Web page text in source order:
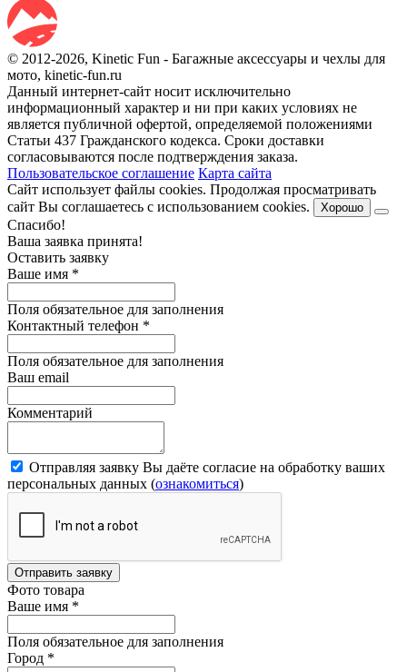
© 2012-2026, Kinetic Fun - Багажные аксессуары и чехлы для
мото, kinetic-fun.ru
Данный интернет-сайт носит исключительно
информационный характер и ни при каких условиях не
является публичной офертой, определяемой положениями
Статьи 437 Гражданского кодекса. Сроки доставки
согласовываются после подтверждения заказа.
Пользовательское соглашение Карта сайта
Сайт использует файлы cookies. Продолжая просматривать
сайт Вы соглашаетесь с использованием cookies.
Хорошо
Спасибо!
Ваша заявка принята!
Оставить заявку
Ваше имя *
Поля обязательное для заполнения
Контактный телефон *
Поля обязательное для заполнения
Ваш email
Комментарий
Отправляя заявку Вы даёте согласие на обработку ваших
персональных данных (ознакомиться)
Отправить заявку
Фото товара
Ваше имя *
Поля обязательное для заполнения
Город *